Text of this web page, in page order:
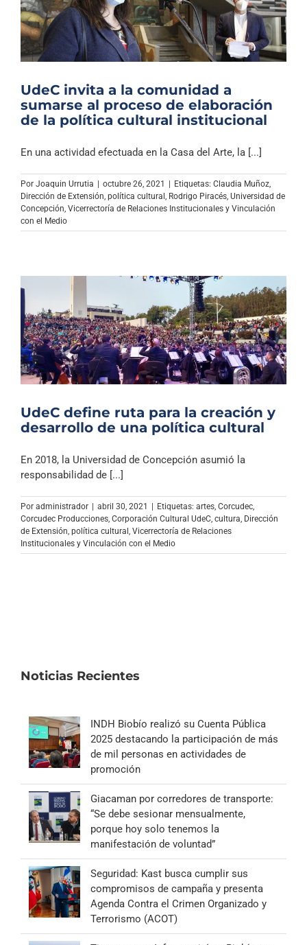
UdeC invita a la comunidad a
sumarse al proceso de elaboración
de la política cultural institucional
En una actividad efectuada en la Casa del Arte, la [...]
Por Joaquin Urrutia | octubre 26, 2021 | Etiquetas: Claudia Muñoz
Dirección de Extensión política cultural Rodrigo Piracés Universidad de
Concepción Vicerrectoría de Relaciones Institucionales y Vinculación
con el Medio
UdeC define ruta para la creación y
desarrollo de una política cultural
En 2018, la Universidad de Concepción asumió la
responsabilidad de [...]
Por administrador | abril 30, 2021 | Etiquetas: artes Corcudec
Corcudec Producciones Corporación Cultural UdeC cultura Dirección
de Extensión política cultural Vicerrectoría de Relaciones
Institucionales y Vinculación con el Medio
Noticias Recientes
INDH Biobío realizó su Cuenta Pública
2025 destacando la participación de más
de mil personas en actividades de
promoción
Giacaman por corredores de transporte:
“Se debe sesionar mensualmente,
porque hoy solo tenemos la
manifestación de voluntad”
Seguridad: Kast busca cumplir sus
compromisos de campaña y presenta
Agenda Contra el Crimen Organizado y
Terrorismo (ACOT)